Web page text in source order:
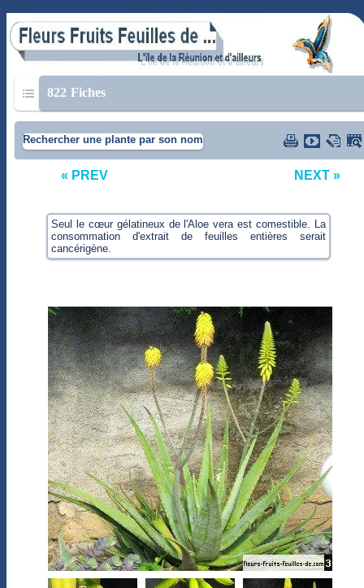
822 Fiches
Rechercher une plante par son nom
« PREV NEXT »
Seul le cœur gélatineux de l'Aloe vera est comestible. La
consommation d'extrait de feuilles entières serait
cancérigène.